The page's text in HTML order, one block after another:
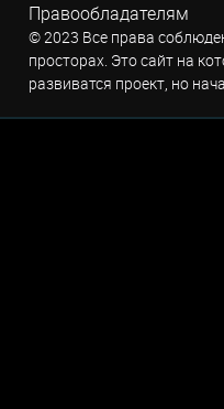
Правообладателям
© 2023 Все права
просторах. Это сайт на
развиватся проект, но